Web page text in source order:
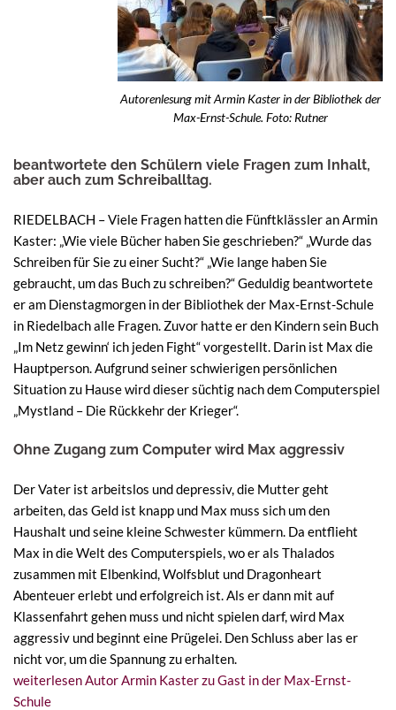
Autorenlesung mit Armin Kaster in der Bibliothek der
Max-Ernst-Schule. Foto: Rutner
beantwortete den Schülern viele Fragen zum Inhalt,
aber auch zum Schreiballtag.
RIEDELBACH – Viele Fragen hatten die Fünftklässler an Armin
Kaster: „Wie viele Bücher haben Sie geschrieben?“ „Wurde das
Schreiben für Sie zu einer Sucht?“ „Wie lange haben Sie
gebraucht, um das Buch zu schreiben?“ Geduldig beantwortete
er am Dienstagmorgen in der Bibliothek der Max-Ernst-Schule
in Riedelbach alle Fragen. Zuvor hatte er den Kindern sein Buch
„Im Netz gewinn‘ ich jeden Fight“ vorgestellt. Darin ist Max die
Hauptperson. Aufgrund seiner schwierigen persönlichen
Situation zu Hause wird dieser süchtig nach dem Computerspiel
„Mystland – Die Rückkehr der Krieger“.
Ohne Zugang zum Computer wird Max aggressiv
Der Vater ist arbeitslos und depressiv, die Mutter geht
arbeiten, das Geld ist knapp und Max muss sich um den
Haushalt und seine kleine Schwester kümmern. Da entflieht
Max in die Welt des Computerspiels, wo er als Thalados
zusammen mit Elbenkind, Wolfsblut und Dragonheart
Abenteuer erlebt und erfolgreich ist. Als er dann mit auf
Klassenfahrt gehen muss und nicht spielen darf, wird Max
aggressiv und beginnt eine Prügelei. Den Schluss aber las er
nicht vor, um die Spannung zu erhalten.
weiterlesenAutor Armin Kaster zu Gast in der Max-Ernst-
Schule